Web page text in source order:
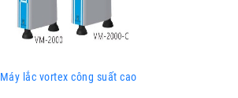
Máy lắc vortex công suất cao